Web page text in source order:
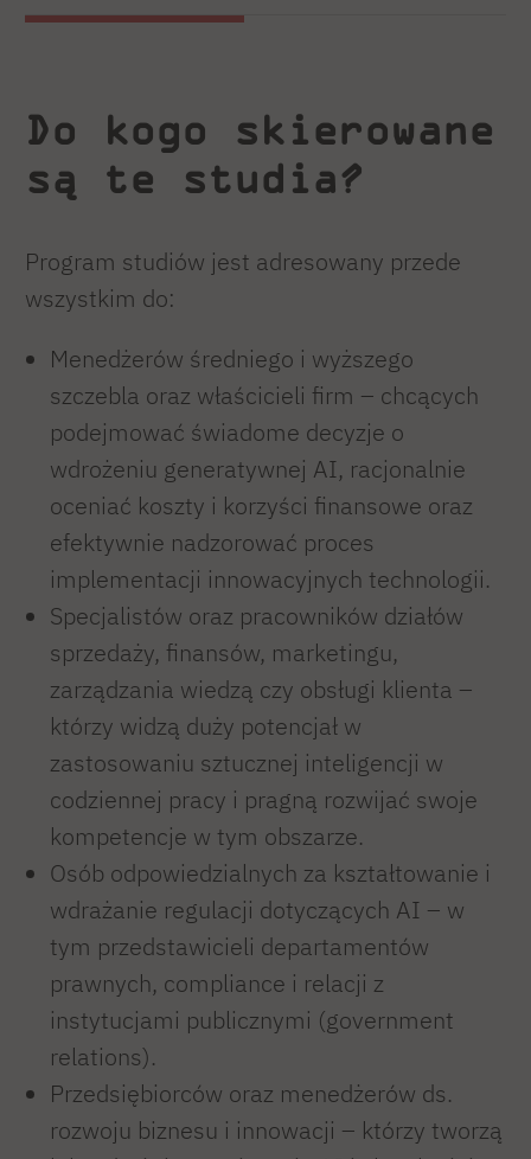
Grupy Roboczej ds. Sztucznej Inteligencji przy
Ministerstwie Cyfryzacji. Laureat Nagrody
Wartościowych w Warszawie za Najlepszą
Pracę Doktorską w Polsce. Redaktor
w Kancelarii Prawnej” wydanej przez Wolters
Kluwer, pierwszej publikacji na temat
innowacji prawnych w Polsce.
Aktywnie angażuje się w promowanie
innowacji oraz rozwój nowoczesnych
technologii w sektorze usług profesjonalnych.
Swoją pracę koncentruje się na łączeniu
praktycznej wiedzy prawnej z nowoczesnymi
narzędziami biznesowymi, co pozwala
tworzyć efektywne i innowacyjne rozwiązania
dla klientów.
Do kogo skierowane
są te studia?
Program studiów jest adresowany przede
wszystkim do:
Menedżerów średniego i wyższego
szczebla oraz właścicieli firm – chcących
podejmować świadome decyzje o
wdrożeniu generatywnej AI, racjonalnie
oceniać koszty i korzyści finansowe oraz
efektywnie nadzorować proces
implementacji innowacyjnych technologii.
Specjalistów oraz pracowników działów
sprzedaży, finansów, marketingu,
zarządzania wiedzą czy obsługi klienta –
którzy widzą duży potencjał w
zastosowaniu sztucznej inteligencji w
codziennej pracy i pragną rozwijać swoje
kompetencje w tym obszarze.
Osób odpowiedzialnych za kształtowanie i
wdrażanie regulacji dotyczących AI – w
tym przedstawicieli departamentów
prawnych, compliance i relacji z
instytucjami publicznymi (government
relations).
Przedsiębiorców oraz menedżerów ds.
rozwoju biznesu i innowacji – którzy tworzą